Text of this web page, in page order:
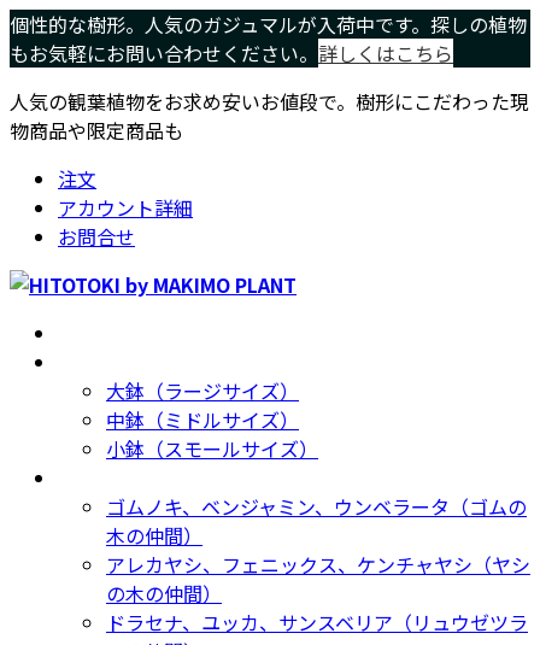
コ
ン
ン
ツ
プ
ナ
ビ
ー
シ
動
個性的な樹形。人気のガジュマルが入荷中です。探しの植物
もお気軽にお問い合わせください。 詳しくはこちら
人気の観葉植物をお求め安いお値段で。樹形にこだわった現
物商品や限定商品も
注文
アカウント詳細
お問合せ
大鉢（ラージサイズ）
中鉢（ミドルサイズ）
小鉢（スモールサイズ）
ゴムノキ、ベンジャミン、ウンベラータ（ゴムの
木の仲間）
アレカヤシ、フェニックス、ケンチャヤシ（ヤシ
の木の仲間）
ドラセナ、ユッカ、サンスベリア（リュウゼツラ